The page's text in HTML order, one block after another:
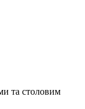
та столовим